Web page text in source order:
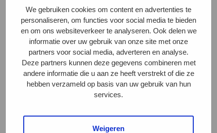
We gebruiken cookies om content en advertenties te
personaliseren, om functies voor social media te bieden
en om ons websiteverkeer te analyseren. Ook delen we
informatie over uw gebruik van onze site met onze
partners voor social media, adverteren en analyse.
Deze partners kunnen deze gegevens combineren met
andere informatie die u aan ze heeft verstrekt of die ze
hebben verzameld op basis van uw gebruik van hun
services.
Weigeren
plannen van ons Deltaplan Veehouderij, waarin een van
de transitiepaden ‘van carnivoor naar omnivoor’
verandering van ons allen zal vergen. Voor de
consument een gedragsverandering om
diervriendelijkere keuzes te maken en bewust voor
Beter Leven te kiezen, maar dat kan alleen als ook het
assortiment mee verandert. Ik ben zeer blij met de
zien”.